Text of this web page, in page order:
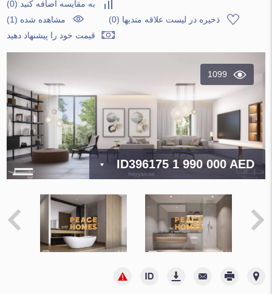
به مقایسه اضافه کنید (
0
)
ذخیره در لیست علاقه مندیها (
0
)
مشاهده شده (1)
قیمت خود را پیشنهاد دهید
1099
ID3961751 990 000 AED